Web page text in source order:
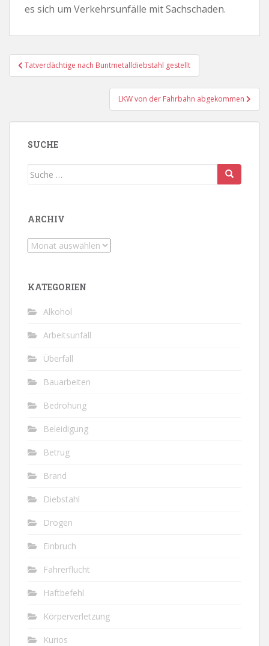
es sich um Verkehrsunfälle mit Sachschaden.
Beitragsnavigation
Tatverdächtige nach Buntmetalldiebstahl gestellt
LKW von der Fahrbahn abgekommen
SUCHE
Suche
ARCHIV
Archiv
KATEGORIEN
Alkohol
Arbeitsunfall
Überfall
Bauarbeiten
Bedrohung
Beleidigung
Betrug
Brand
Diebstahl
Drogen
Einbruch
Fahrerflucht
Haftbefehl
Körperverletzung
Kurios